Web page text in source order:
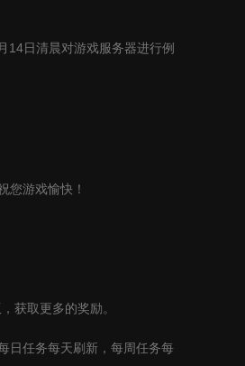
月 14日清晨对游戏服务器进行例
您游戏愉快！
获取更多的奖励。
日任务每天刷新，每周任务每